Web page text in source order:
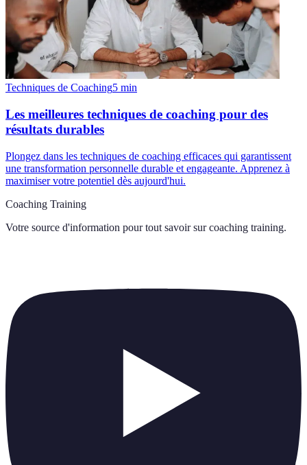
Techniques de Coaching5 min
Les meilleures techniques de coaching pour des
résultats durables
Plongez dans les techniques de coaching efficaces qui garantissent
une transformation personnelle durable et engageante. Apprenez à
maximiser votre potentiel dès aujourd'hui.
Coaching Training
Votre source d'information pour tout savoir sur coaching training.